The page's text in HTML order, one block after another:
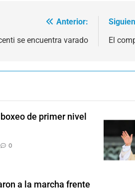
Anterior:
se encuentra varado
El
de primer nivel
0
a la marcha frente